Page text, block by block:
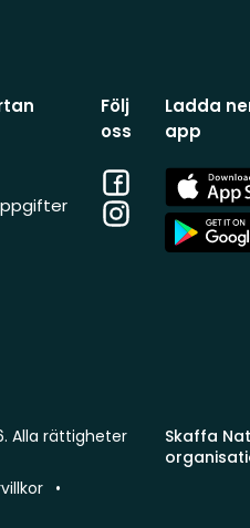
Följ
oss
Facebook
Instagram
Ladda
app
App
Store
App
Store
Skaffa
Alla rättigheter